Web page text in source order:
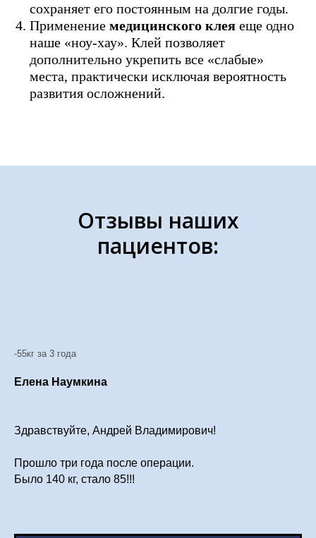
сохраняет его постоянным на долгие годы.
Применение медицинского клея еще одно
наше «ноу-хау». Клей позволяет
дополнительно укрепить все «слабые»
места, практически исключая вероятность
развития осложнений.
Отзывы наших
пациентов: